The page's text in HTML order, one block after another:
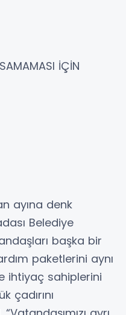
İÇİN
ayına denk
Belediye
başka bir
paketlerini aynı
ihtiyaç sahiplerini
çadırını